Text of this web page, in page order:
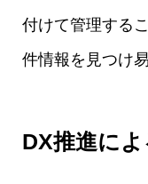
付けて管理する
件情報を見つけ
DX推進に